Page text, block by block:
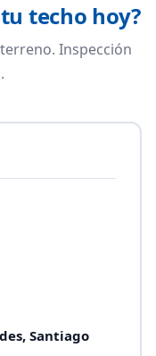
techo hoy?
Inspección
Santiago